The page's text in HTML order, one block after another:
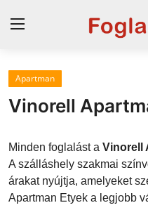
Magyarország
Horvát tengerpart
Szállások a Balatonon
Horvátország
Apartman
Vinorell
Minden foglalást a Vinorell
A szálláshely szakmai
árakat nyújtja, amelyeket
Apartman Etyek a legjobb